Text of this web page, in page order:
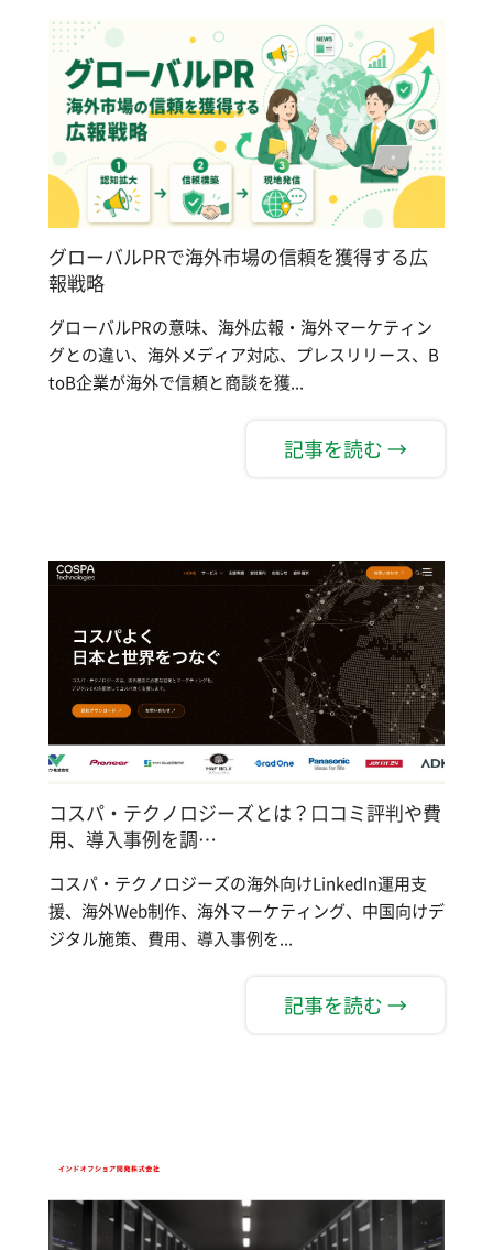
グローバルPRで海外市場の信頼を獲得する広
報戦略
グローバルPRの意味、海外広報・海外マーケティン
グとの違い、海外メディア対応、プレスリリース、B
toB企業が海外で信頼と商談を獲...
記事を読む →
コスパ・テクノロジーズとは？口コミ評判や費
用、導入事例を調…
コスパ・テクノロジーズの海外向けLinkedIn運用支
援、海外Web制作、海外マーケティング、中国向けデ
ジタル施策、費用、導入事例を...
記事を読む →